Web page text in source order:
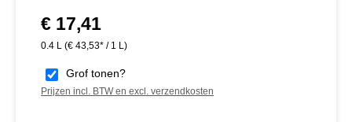
Normale prijs:
€ 17,41
0.4 L (€ 43,53* / 1 L)
Grof tonen?
Prijzen incl. BTW en excl. verzendkosten